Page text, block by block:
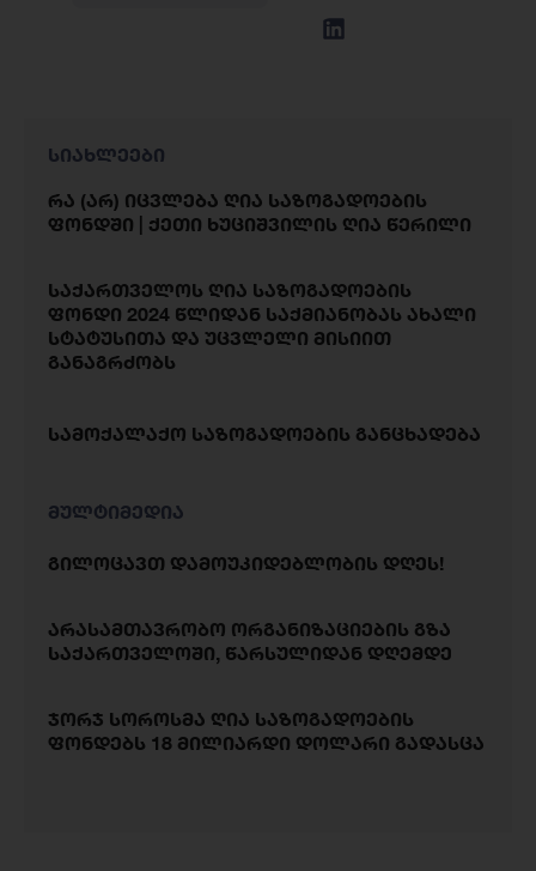
სიახლეები
რა (არ) იცვლება ღია საზოგადოების
ფონდში | ქეთი ხუციშვილის ღია წერილი
საქართველოს ღია საზოგადოების
ფონდი 2024 წლიდან საქმიანობას ახალი
სტატუსითა და უცვლელი მისიით
განაგრძობს
სამოქალაქო საზოგადოების განცხადება
მულტიმედია
გილოცავთ დამოუკიდებლობის დღეს!
არასამთავრობო ორგანიზაციების გზა
საქართველოში, წარსულიდან დღემდე
ჯორჯ სოროსმა ღია საზოგადოების
ფონდებს 18 მილიარდი დოლარი გადასცა